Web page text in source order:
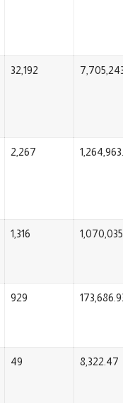
32,192
2,267
1,316
929
49 8,322.47